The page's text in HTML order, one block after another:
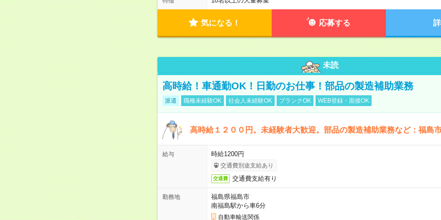
気になる！ 応募する
未読
高時給！車通勤OK！日勤のお仕事！部品の製造補助業務
派遣 職種未経験OK 社会人未経験OK ブランクOK WEB登録・面接OK
高時給１２００円。未経験者大歓迎。部品の製造補助業務など：福島
給与 時給1200円
交通費別途支給あり
交通費 交通費支給有り
勤務地
福島県福島市
南福島駅から車6分
自動車輸送関係